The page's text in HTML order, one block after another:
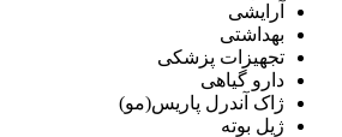
آرایشی
بهداشتی
تجهیزات پزشکی
دارو گیاهی
ژاک آندرل پاریس(مو)
ژیل بوته